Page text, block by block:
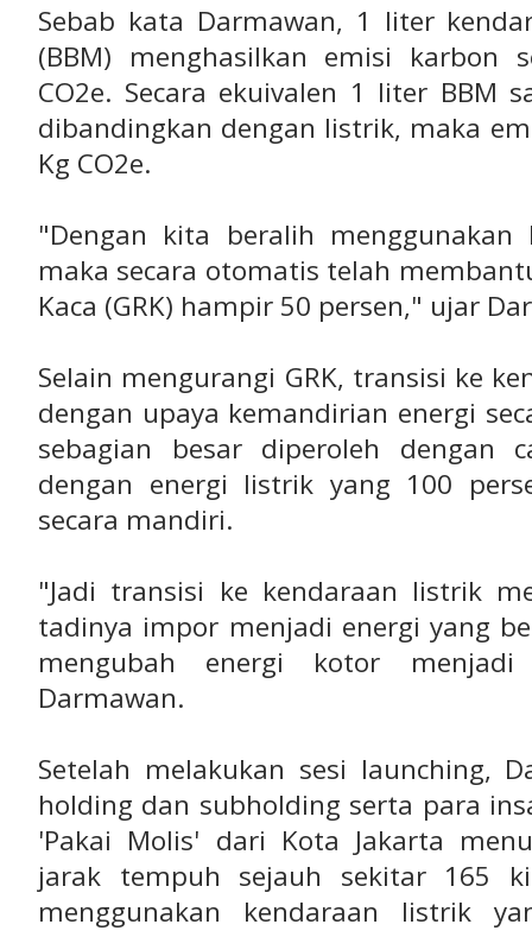
Sebab kata Darmawan, 1 liter
(BBM) menghasilkan emisi karbon
CO2e. Secara ekuivalen 1 liter BBM
dibandingkan dengan listrik, maka
Kg CO2e.
"Dengan kita beralih
maka secara otomatis telah
Kaca (GRK) hampir 50 persen," ujar
Selain mengurangi GRK, transisi ke
dengan upaya kemandirian energi
sebagian besar diperoleh dengan
dengan energi listrik yang 100
secara mandiri.
"Jadi transisi ke kendaraan listrik
tadinya impor menjadi energi yang
mengubah energi kotor
Darmawan.
Setelah melakukan sesi launching,
holding dan subholding serta para
'Pakai Molis' dari Kota Jakarta
jarak tempuh sejauh sekitar 165
menggunakan kendaraan listrik